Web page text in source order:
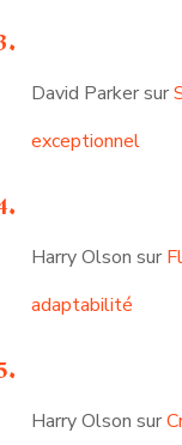
David Parkersur
exceptionnel
Harry Olson sur
adaptabilité
Harry Olson sur